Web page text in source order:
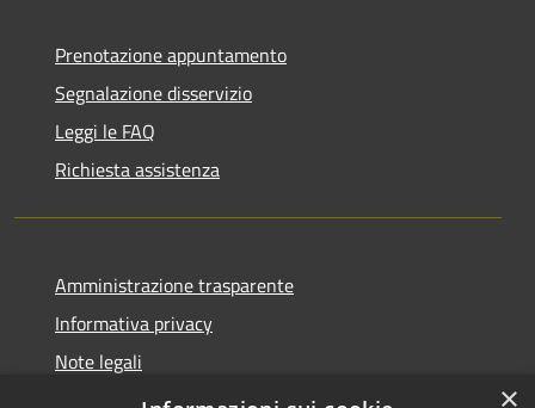
Prenotazione appuntamento
Segnalazione disservizio
Leggi le FAQ
Richiesta assistenza
Amministrazione trasparente
Informativa privacy
Note legali
Dichiarazione di accessibilità
×